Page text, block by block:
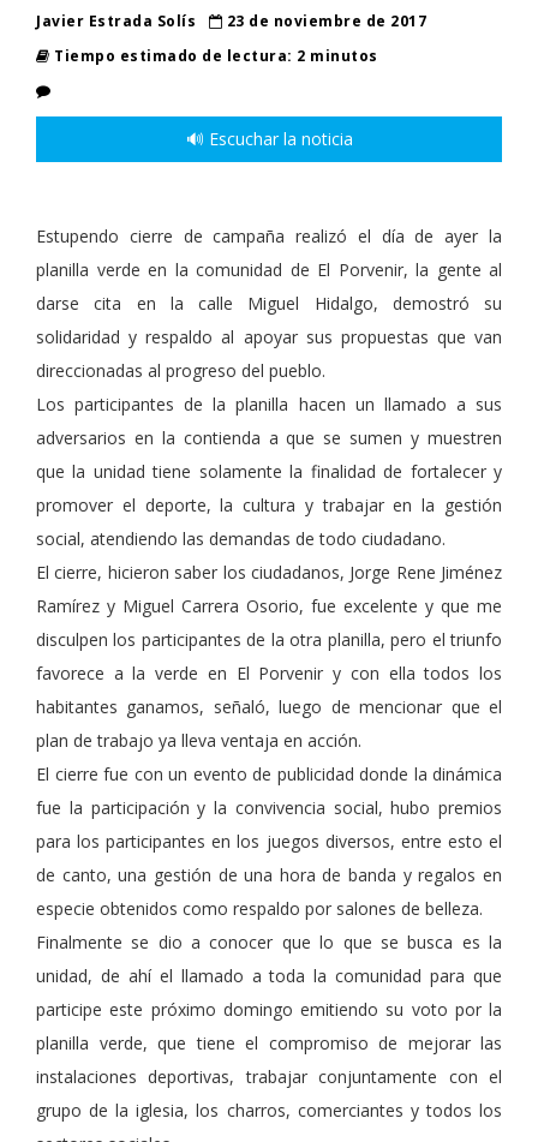
Javier Estrada Solís
23 de noviembre de 2017
Tiempo estimado de lectura: 2 minutos
🔊 Escuchar la noticia
Estupendo cierre de campaña realizó el día de ayer la
planilla verde en la comunidad de El Porvenir, la gente al
darse cita en la calle Miguel Hidalgo, demostró su
solidaridad y respaldo al apoyar sus propuestas que van
direccionadas al progreso del pueblo.
Los participantes de la planilla hacen un llamado a sus
adversarios en la contienda a que se sumen y muestren
que la unidad tiene solamente la finalidad de fortalecer y
promover el deporte, la cultura y trabajar en la gestión
social, atendiendo las demandas de todo ciudadano.
El cierre, hicieron saber los ciudadanos, Jorge Rene Jiménez
Ramírez y Miguel Carrera Osorio, fue excelente y que me
disculpen los participantes de la otra planilla, pero el triunfo
favorece a la verde en El Porvenir y con ella todos los
habitantes ganamos, señaló, luego de mencionar que el
plan de trabajo ya lleva ventaja en acción.
El cierre fue con un evento de publicidad donde la dinámica
fue la participación y la convivencia social, hubo premios
para los participantes en los juegos diversos, entre esto el
de canto, una gestión de una hora de banda y regalos en
especie obtenidos como respaldo por salones de belleza.
Finalmente se dio a conocer que lo que se busca es la
unidad, de ahí el llamado a toda la comunidad para que
participe este próximo domingo emitiendo su voto por la
planilla verde, que tiene el compromiso de mejorar las
instalaciones deportivas, trabajar conjuntamente con el
grupo de la iglesia, los charros, comerciantes y todos los